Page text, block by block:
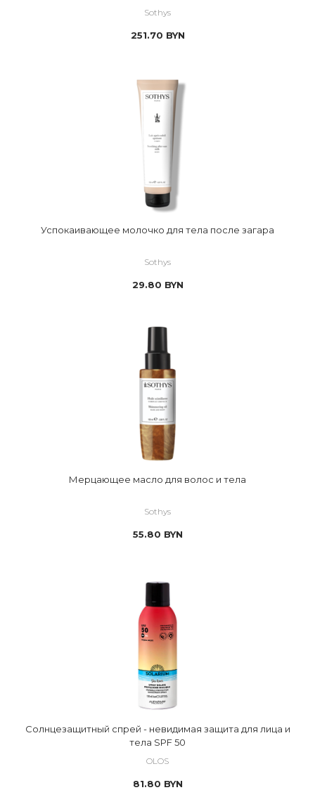
Sothys
251.70 BYN
Успокаивающее молочко для тела после загара
Sothys
29.80 BYN
Мерцающее масло для волос и тела
Sothys
55.80 BYN
Солнцезащитный спрей - невидимая защита для лица и
тела SPF 50
OLOS
81.80 BYN